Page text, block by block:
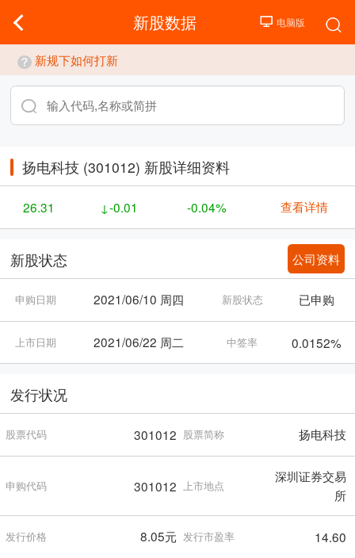
新股数据
新规下如何打新
扬电科技 (301012) 新股详细资料
26.31 ↓-0.01 -0.04% 查看详情
新股状态 公司资料
申购日期 2021/06/10 周四 新股状态 已申购
上市日期 2021/06/22 周二 中签率 0.0152%
发行状况
股票代码 301012 股票简称 扬电科技
申购代码 301012 上市地点
深圳证券交易
所
发行价格 8.05元 发行市盈率 14.60